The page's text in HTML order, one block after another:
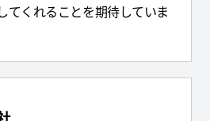
てくれることを期待していま